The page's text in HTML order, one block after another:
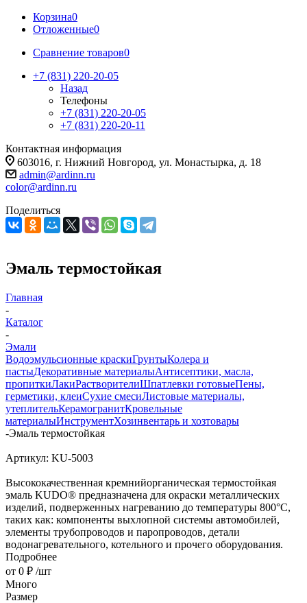
Корзина0
Отложенные0
Сравнение товаров0
+7 (831) 220-20-05
Назад
Телефоны
+7 (831) 220-20-05
+7 (831) 220-20-11
Контактная информация
603016, г. Нижний Новгород, ул. Монастырка, д. 18
admin@ardinn.ru
color@ardinn.ru
Поделиться
Эмаль термостойкая
Главная
-
Каталог
-
Эмали
Водоэмульсионные краскиГрунтыКолера и
пастыДекоративные материалыАнтисептики, масла,
пропиткиЛакиРастворителиШпатлевки готовыеПены,
герметики, клеиСухие смесиЛистовые материалы,
утеплительКерамогранитКровельные
материалыИнструментХозинвентарь и хозтовары
-Эмаль термостойкая
Артикул: KU-5003
Высококачественная кремнийорганическая термостойкая
эмаль KUDO® предназначена для окраски металлических
изделий, подверженных нагреванию до температуры 800°C,
таких как: компоненты выхлопной системы автомобилей,
элементы трубопроводов и паропроводов, детали
водонагревательного, котельного и прочего оборудования.
Подробнее
от 0 ₽ /шт
Много
Размер